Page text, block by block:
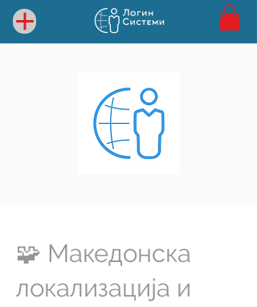
🧩 Македонска
локализација и